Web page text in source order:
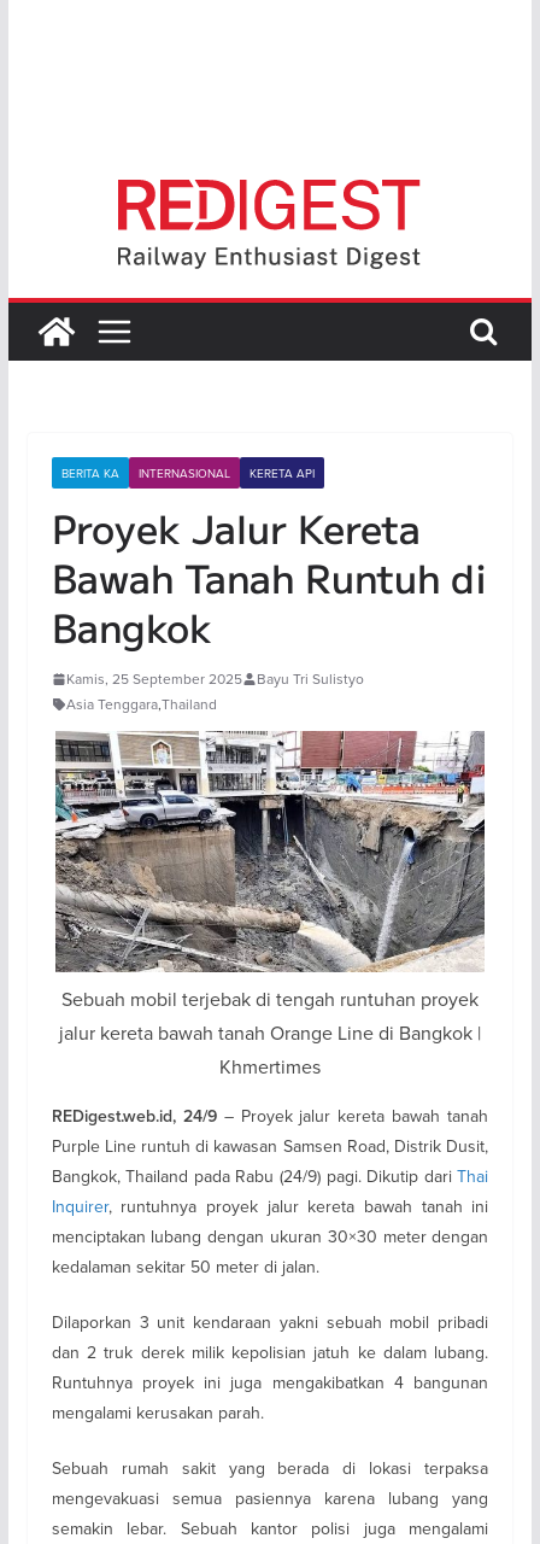
BERITA KA INTERNASIONAL KERETA API
Proyek Jalur Kereta
Bawah Tanah Runtuh di
Bangkok
Kamis, 25 September 2025
Bayu Tri Sulistyo
Asia Tenggara,Thailand
Sebuah mobil terjebak di tengah runtuhan proyek
jalur kereta bawah tanah Orange Line di Bangkok |
Khmertimes
REDigest.web.id, 24/9– Proyek jalur kereta bawah tanah
Purple Line runtuh di kawasan Samsen Road, Distrik Dusit,
Bangkok, Thailand pada Rabu (24/9) pagi. Dikutip dariThai
Inquirer, runtuhnya proyek jalur kereta bawah tanah ini
menciptakan lubang dengan ukuran 30×30 meter dengan
kedalaman sekitar 50 meter di jalan.
Dilaporkan 3 unit kendaraan yakni sebuah mobil pribadi
dan 2 truk derek milik kepolisian jatuh ke dalam lubang.
Runtuhnya proyek ini juga mengakibatkan 4 bangunan
mengalami kerusakan parah.
Sebuah rumah sakit yang berada di lokasi terpaksa
mengevakuasi semua pasiennya karena lubang yang
semakin lebar. Sebuah kantor polisi juga mengalami